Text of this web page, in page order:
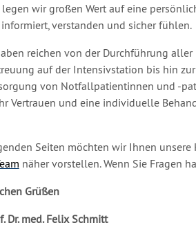
wir großen Wert auf eine
verstanden und sicher fühlen.
reichen von der Durchführung
auf der Intensivstation bis hin
von Notfallpatientinnen und -
Vertrauen und eine individuelle
Seiten möchten wir Ihnen unsere
näher vorstellen. Wenn Sie Fragen
Grüßen
Dr. med. Felix Schmitt